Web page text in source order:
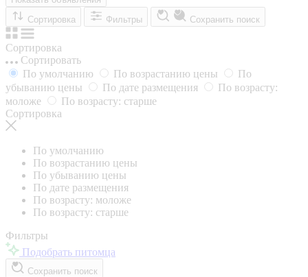
Сортировка
Фильтры Сохранить поиск
Сортировка
Сортировать
По умолчанию
По возрастанию цены
По
убыванию цены
По дате размещения
По возрасту:
моложе
По возрасту: старше
Сортировка
По умолчанию
По возрастанию цены
По убыванию цены
По дате размещения
По возрасту: моложе
По возрасту: старше
Фильтры
Подобрать питомца
Сохранить поиск